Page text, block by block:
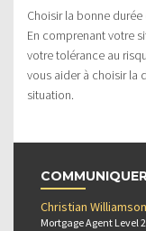
Choisir la bonne
En comprenant votre
votre tolérance au
vous aider à choisir la
situation.
Christian Williamson
Mortgage Agent Level 2